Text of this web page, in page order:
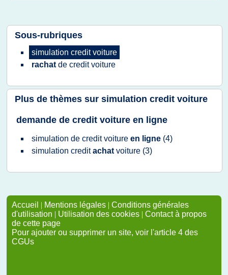
Sous-rubriques
simulation credit voiture
rachat de credit voiture
Plus de thèmes sur simulation credit voiture
demande de credit voiture en ligne
simulation de credit voiture en ligne (4)
simulation creditachat voiture (3)
Accueil | Mentions légales | Conditions générales
d'utilisation | Utilisation des cookies | Contact à propos
de cette page
Pour ajouter ou supprimer un site, voir l'article 4 des
CGUs